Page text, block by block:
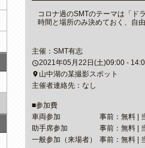
コロナ過のSMTのテーマは「ドラ
時間と場所のみ決めておく、自
主催：SMT有志
access_time2021年05月22日(土)09:00 -
place 山中湖の某撮影スポット
主催者連絡先：なし
■参加費
車両参加
事前：無料 |
助手席参加
事前：無料 |
一般参加（来場者）
事前：無料 |